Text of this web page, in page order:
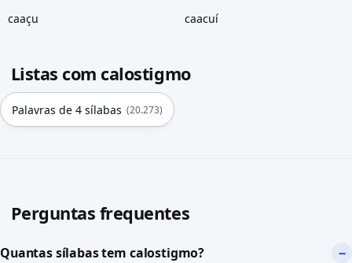
caaçu caacuí
Listas com calostigmo
Palavras de 4 sílabas (20.273)
Perguntas frequentes
Quantas sílabas tem calostigmo?